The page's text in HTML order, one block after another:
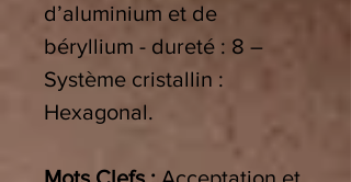
d’aluminium et de
béryllium - dureté : 8 –
Système cristallin :
Hexagonal.